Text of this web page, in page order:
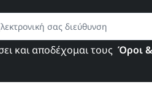
και αποδέχομαι τους Όροι